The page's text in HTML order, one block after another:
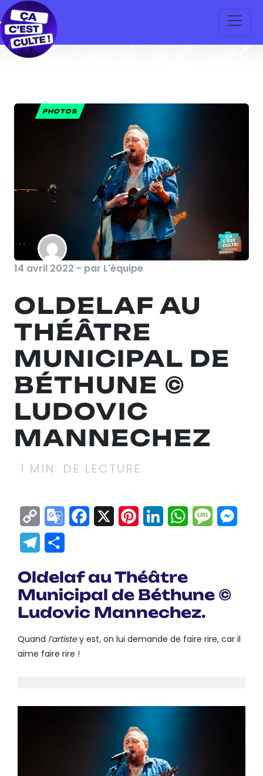
PHOTOS
14 avril 2022 - par L'équipe
OLDELAF AU
THÉÂTRE
MUNICIPAL DE
BÉTHUNE ©
LUDOVIC
MANNECHEZ
1 MIN. DE LECTURE
Copy
Link
GoogleFacebook
X Pinterest
LinkedInWhatsApp
Telegram
Oldelaf au Théâtre
Municipal de Béthune ©
Ludovic Mannechez.
Quand l’artistey est, on lui demande de faire rire, car il
aime faire rire !